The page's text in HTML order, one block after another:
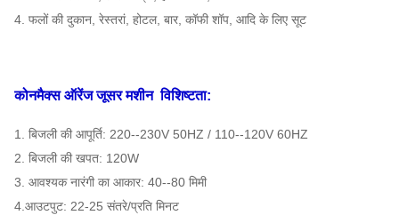
4. फलों की दुकान, रेस्तरां, होटल, बार, कॉफी शॉप, आदि के लिए सूट
कोनमैक्स ऑरेंज जूसर मशीन विशिष्टता:
1. बिजली की आपूर्ति: 220--230V 50HZ / 110--120V 60HZ
2. बिजली की खपत: 120W
3. आवश्यक नारंगी का आकार: 40--80 मिमी
4.आउटपुट: 22-25 संतरे/प्रति मिनट